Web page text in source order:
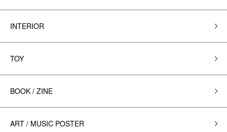
INTERIOR
TOY
BOOK / ZINE
ART / MUSIC POSTER